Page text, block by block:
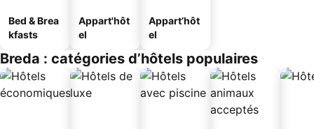
Bed & Brea
kfasts
Appart'hôt
el
Appart’hôt
el
Breda : catégories d’hôtels populaires